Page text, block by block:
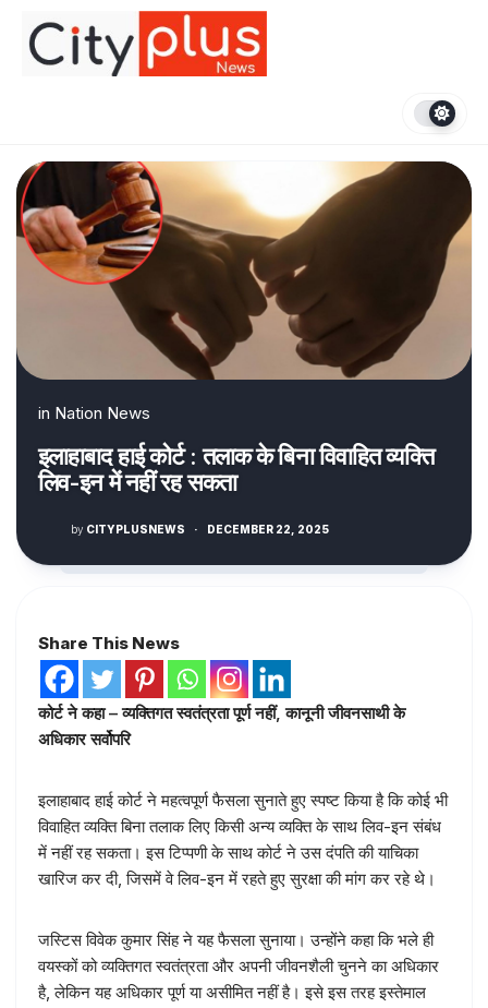
content
in Nation News
इलाहाबाद हाई कोर्ट : तलाक के बिना विवाहित व्यक्ति
लिव-इन में नहीं रह सकता
by CITYPLUSNEWS · DECEMBER 22, 2025
Share This News
कोर्ट ने कहा – व्यक्तिगत स्वतंत्रता पूर्ण नहीं, कानूनी जीवनसाथी के
अधिकार सर्वोपरि
इलाहाबाद हाई कोर्ट ने महत्वपूर्ण फैसला सुनाते हुए स्पष्ट किया है कि कोई भी
विवाहित व्यक्ति बिना तलाक लिए किसी अन्य व्यक्ति के साथ लिव-इन संबंध
में नहीं रह सकता। इस टिप्पणी के साथ कोर्ट ने उस दंपति की याचिका
खारिज कर दी, जिसमें वे लिव-इन में रहते हुए सुरक्षा की मांग कर रहे थे।
जस्टिस विवेक कुमार सिंह ने यह फैसला सुनाया। उन्होंने कहा कि भले ही
वयस्कों को व्यक्तिगत स्वतंत्रता और अपनी जीवनशैली चुनने का अधिकार
है, लेकिन यह अधिकार पूर्ण या असीमित नहीं है। इसे इस तरह इस्तेमाल